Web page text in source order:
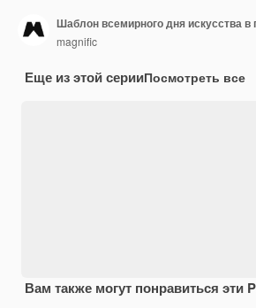
Шаблон всемирного дня искусства в
magnific
Еще из этой серииПосмотреть все
Вам также могут понравиться эти